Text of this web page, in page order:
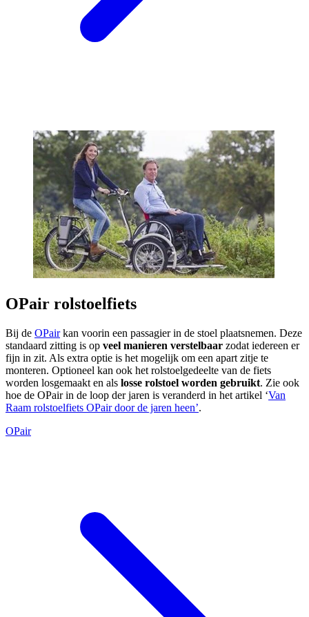
OPair rolstoelfiets
Bij de OPairkan voorin een passagier in de stoel plaatsnemen. Deze
standaard zitting is op veel manieren verstelbaar zodat iedereen er
fijn in zit. Als extra optie is het mogelijk om een apart zitje te
monteren. Optioneel kan ook het rolstoelgedeelte van de fiets
worden losgemaakt en als losse rolstoel worden gebruikt. Zie ook
hoe de OPair in de loop der jaren is veranderd in het artikel ‘Van
Raam rolstoelfiets OPair door de jaren heen’.
OPair